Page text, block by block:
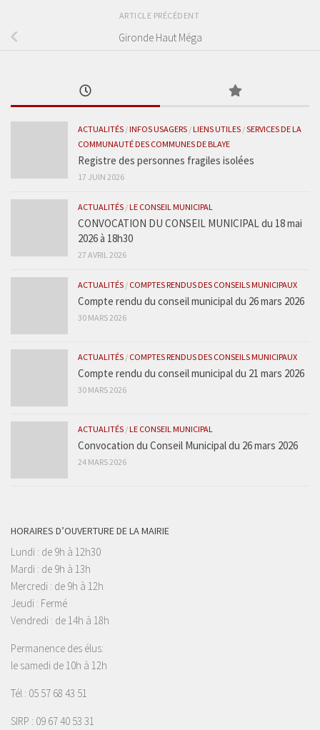
ARTICLE PRÉCÉDENT
Gironde Haut Méga
ACTUALITÉS /INFOS USAGERS /LIENS UTILES /SERVICES DE LA
COMMUNAUTÉ DES COMMUNES DE BLAYE
Registre des personnes fragiles isolées
17 JUIN 2026
ACTUALITÉS /LE CONSEIL MUNICIPAL
CONVOCATION DU CONSEIL MUNICIPAL du 18 mai
2026 à 18h30
27 AVRIL 2026
ACTUALITÉS / COMPTES RENDUS DES CONSEILS MUNICIPAUX
Compte rendu du conseil municipal du 26 mars 2026
30 MARS 2026
ACTUALITÉS / COMPTES RENDUS DES CONSEILS MUNICIPAUX
Compte rendu du conseil municipal du 21 mars 2026
30 MARS 2026
ACTUALITÉS /LE CONSEIL MUNICIPAL
Convocation du Conseil Municipal du 26 mars 2026
24 MARS 2026
HORAIRES D’OUVERTURE DE LA MAIRIE
Lundi : de 9h à 12h30
Mardi : de 9h à 13h
Mercredi : de 9h à 12h
Jeudi : Fermé
Vendredi : de 14h à 18h
Permanence des élus:
le samedi de 10h à 12h
Tél : 05 57 68 43 51
SIRP : 09 67 40 53 31